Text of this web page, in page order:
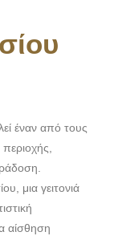
έναν από τους
μια γειτονιά
αίσθηση